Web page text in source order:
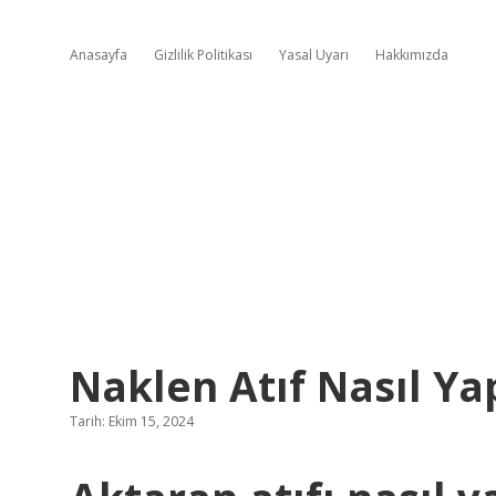
Anasayfa Gizlilik Politikası Yasal Uyarı Hakkımızda
Naklen Atıf Nasıl
Tarih: Ekim 15, 2024